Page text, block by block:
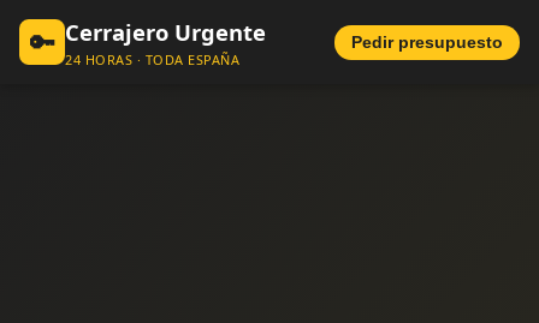
🔑 Cerrajero Urgente
24 HORAS · TODA ESPAÑA
Pedir presupuesto